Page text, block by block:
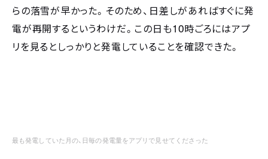
らの落雪が早かった。そのため、日差しがあればすぐに発
電が再開するというわけだ。この日も10時ごろにはアプ
リを見るとしっかりと発電していることを確認できた。
最も発電していた月の、日毎の発電量をアプリで見せてくださった